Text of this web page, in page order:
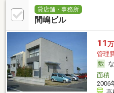
貸店舗・事務所
間嶋ビル
11
管理
面積
2006